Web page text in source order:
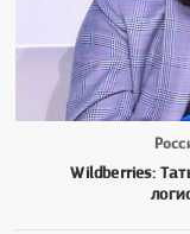
Wildberries: